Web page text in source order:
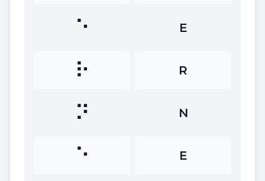
⠑ E
⠗ R
⠝ N
⠑ E